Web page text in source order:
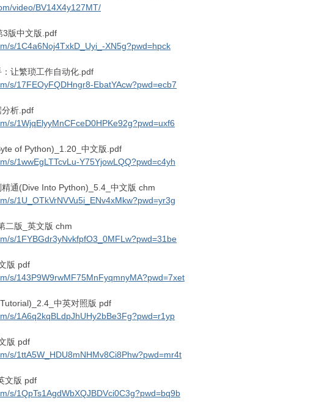
video/BV14X4y127MT/
3版中文版.pdf
s/1C4a6Noj4TxkD_Uyi_-XN5g?pwd=hpck
让繁琐工作自动化.pdf
s/17FEOyFQDHngr8-EbatYAcw?pwd=ecb7
析.pdf
s/1WjqElyyMnCFceD0HPKe92g?pwd=uxf6
of Python)_1.20_中文版.pdf
s/1wwEgLTTcvLu-Y75YjowLQQ?pwd=c4yh
通(Dive Into Python)_5.4_中文版 chm
s/1U_OTkVrNVVu5i_ENv4xMkw?pwd=yr3g
二版_英文版 chm
s/1FYBGdr3yNvkfpfO3_0MFLw?pwd=31be
版 pdf
s/143P9W9rwMF75MnFyqmnyMA?pwd=7xet
中英对照版 pdf
s/1A6q2kqBLdpJhUHy2bBe3Fg?pwd=r1yp
版 pdf
s/1ttA5W_HDU8mNHMv8Ci8Phw?pwd=mr4t
文版 pdf
s/1QpTs1AgdWbXQJBDVci0C3g?pwd=bq9b